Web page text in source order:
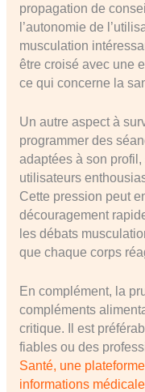
propagation de
l’autonomie de
musculation
être croisé avec une
ce qui concerne la
Un autre aspect à
programmer des
adaptées à son
utilisateurs
Cette pression peut
découragement
les débats
que chaque corps
En complément, la
compléments
critique. Il est
fiables ou des
Santé, une
informations